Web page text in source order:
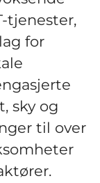
tjenester,
for
sky og
til over